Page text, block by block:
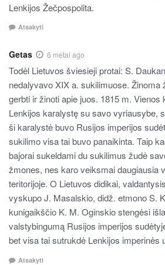
Lenkijos Žečpospolita.
Atsakyti
Getas 6 metai ago
Todėl Lietuvos šviesieji protai: S.
nedalyvavo XIX a. sukilimuose. Žinoma
gerbti ir žinoti apie juos. 1815 m. Vienos
Lenkijos karalystę su savo vyriausybe,
ši karalystė buvo Rusijos imperijos
sukilimo visa tai buvo panaikinta. Taip
bajorai sukeldami du sukilimus žudė
žmones, nes karo veiksmai daugiausia
teritorijoje. O Lietuvos didikai,
vyskupo J. Masalskio, didž. etmono S.
kunigaikščio K. M. Oginskio stengėsi
valstybingumą Rusijos imperijos
bet visa tai sutrukdė Lenkijos imperinės
Atsakyti